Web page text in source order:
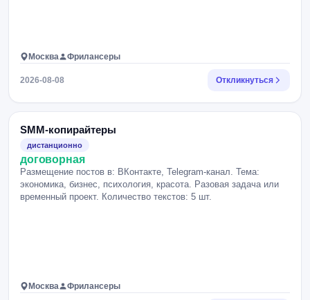
Москва Фрилансеры
2026-08-08 Откликнуться
SMM-копирайтеры
дистанционно
договорная
Размещение постов в: ВКонтакте, Telegram-канал. Тема:
экономика, бизнес, психология, красота. Разовая задача или
временный проект. Количество текстов: 5 шт.
Москва Фрилансеры